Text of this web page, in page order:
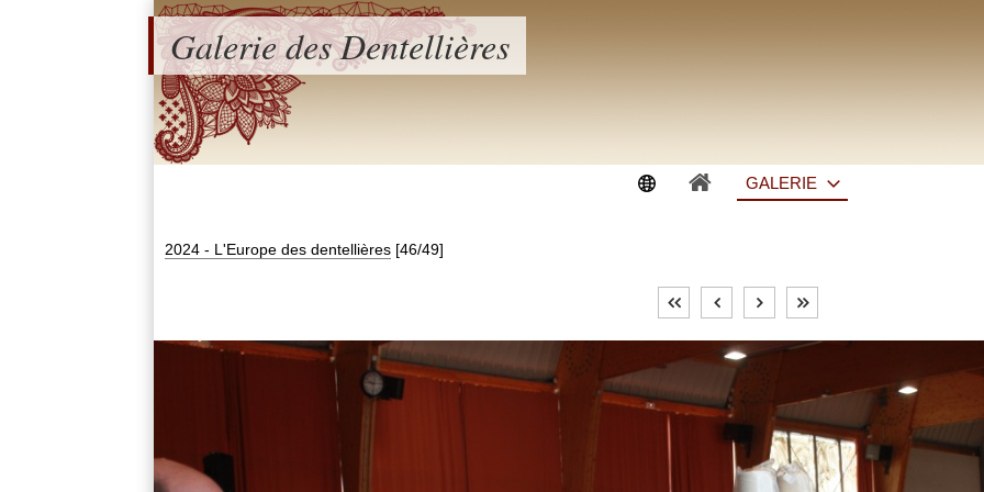
Galerie des Dentellières
GALERIE
2024 - L'Europe des dentellières [46/49]